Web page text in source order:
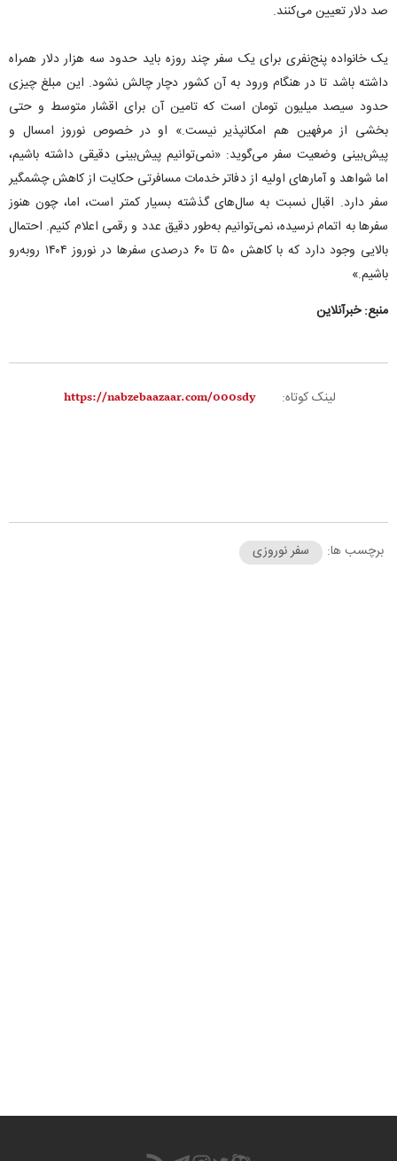
صد دلار تعیین می‌کنند.
یک خانواده پنج‌نفری برای یک سفر چند روزه باید حدود سه هزار دلار همراه
داشته باشد تا در هنگام ورود به آن کشور دچار چالش نشود. این مبلغ چیزی
حدود سیصد میلیون تومان است که تامین آن برای اقشار متوسط و حتی
بخشی از مرفهین هم امکانپذیر نیست.» او در خصوص نوروز امسال و
پیش‌بینی وضعیت سفر می‌گوید: «نمی‌توانیم پیش‌بینی دقیقی داشته باشیم،
اما شواهد و آمار‌های اولیه از دفاتر خدمات مسافرتی حکایت از کاهش چشمگیر
سفر دارد. اقبال نسبت به سال‌های گذشته بسیار کمتر است، اما، چون هنوز
سفر‌ها به اتمام نرسیده، نمی‌توانیم به‌طور دقیق عدد و رقمی اعلام کنیم. احتمال
بالایی وجود دارد که با کاهش ۵۰ تا ۶۰ درصدی سفر‌ها در نوروز ۱۴۰۴ روبه‌رو
باشیم.»
منبع: خبرآنلاین
لینک کوتاه:
برچسب ها: سفر نوروزی